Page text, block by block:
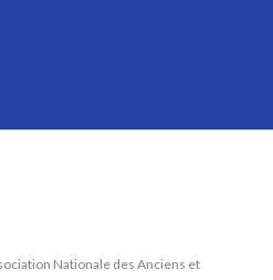
Nationale des Anciens et